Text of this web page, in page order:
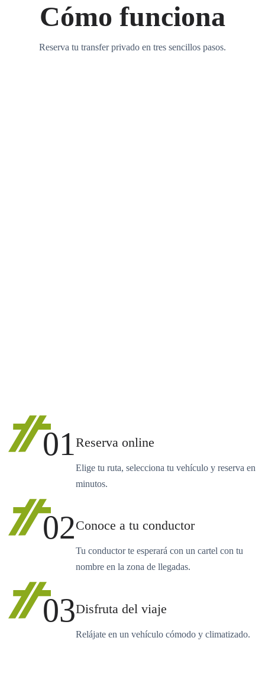
Cómo funciona
Reserva tu transfer privado en tres sencillos pasos.
01Reserva online
Elige tu ruta, selecciona tu vehículo y reserva en
minutos.
02Conoce a tu conductor
Tu conductor te esperará con un cartel con tu
nombre en la zona de llegadas.
03Disfruta del viaje
Relájate en un vehículo cómodo y climatizado.